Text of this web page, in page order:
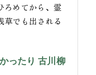
ろめてから、霊
草でも出される
ったり 古川柳